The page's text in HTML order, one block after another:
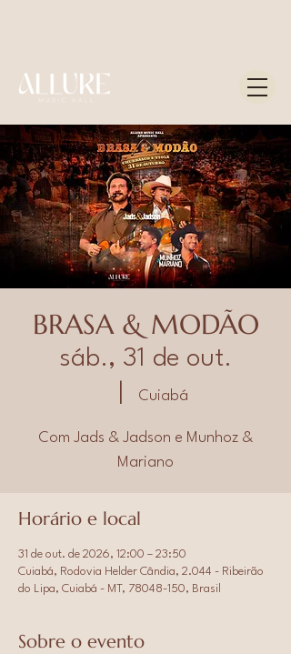
BRASA & MODÃO
sáb., 31 de out.
Cuiabá
Com Jads & Jadson e Munhoz &
Mariano
Horário e local
31 de out. de 2026, 12:00 – 23:50
Cuiabá, Rodovia Helder Cândia, 2.044 - Ribeirão
do Lipa, Cuiabá - MT, 78048-150, Brasil
Sobre o evento